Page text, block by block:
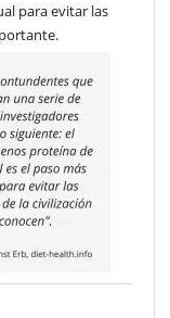
para evitar las